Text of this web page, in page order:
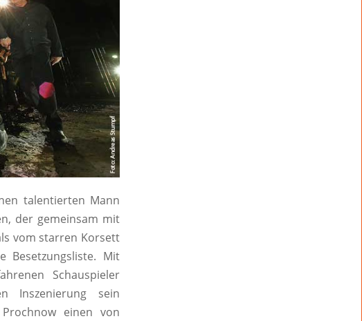
talentierten Mann
der gemeinsam mit
vom starren Korsett
Besetzungsliste. Mit
Schauspieler
Inszenierung sein
einen von